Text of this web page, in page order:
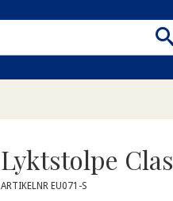
Lyktstolpe
ARTIKELNR EU071-S